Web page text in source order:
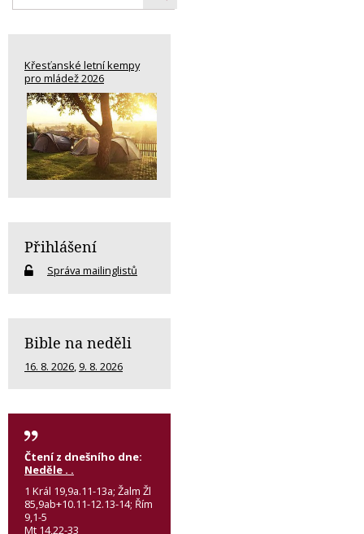
Křesťanské letní kempy
pro mládež 2026
Přihlášení
Správa mailinglistů
Bible na neděli
16. 8. 2026, 9. 8. 2026
Čtení z dnešního dne:
Neděle . .
1 Král 19,9a.11-13a; Žalm Žl
85,9ab+10.11-12.13-14; Řím
9,1-5
Mt 14,22-33